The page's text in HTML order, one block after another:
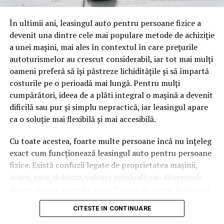
cuvinte tematice, scrise exact în limbajul în care se
caută.
Apoi vine partea de comportament. O pagină pe care
vizitatorii stau zece, cincisprezece minute ca să
urmărească replay-ul trimite un semnal greu de ignorat.
Google nu îți măsoară direct satisfacția, însă timpul
petrecut, scrollul și revenirile spun ceva despre cât de
util e materialul.
Și mai e ceva ce se uită ușor. Un webinar reușit atrage
linkuri aproape de la sine. Cineva îl menționează într-un
newsletter, altcineva îl citează într-un articol, un
partener îl trimite în comunitatea lui. Fiecare astfel de
tău, iar autoritatea e moneda forte în SEO.
În ultimii ani, leasingul auto pentru persoane fizice a
devenit una dintre cele mai populare metode de achiziție
a unei mașini, mai ales în contextul în care prețurile
autoturismelor au crescut considerabil, iar tot mai mulți
oameni preferă să își păstreze lichiditățile și să împartă
costurile pe o perioadă mai lungă. Pentru mulți
cumpărători, ideea de a plăti integral o mașină a devenit
dificilă sau pur și simplu nepractică, iar leasingul apare
ca o soluție mai flexibilă și mai accesibilă.
Cu toate acestea, foarte multe persoane încă nu înțeleg
exact cum funcționează leasingul auto pentru persoane
fizice. Există confuzii legate de proprietatea mașinii,
avans, rate, dobânzi, valoare reziduală sau diferențele
semnezi orice contract, este important să înțelegi clar
mecanismul acestui tip de finanțare și să știi la ce să fii
CITESTE IN CONTINUARE